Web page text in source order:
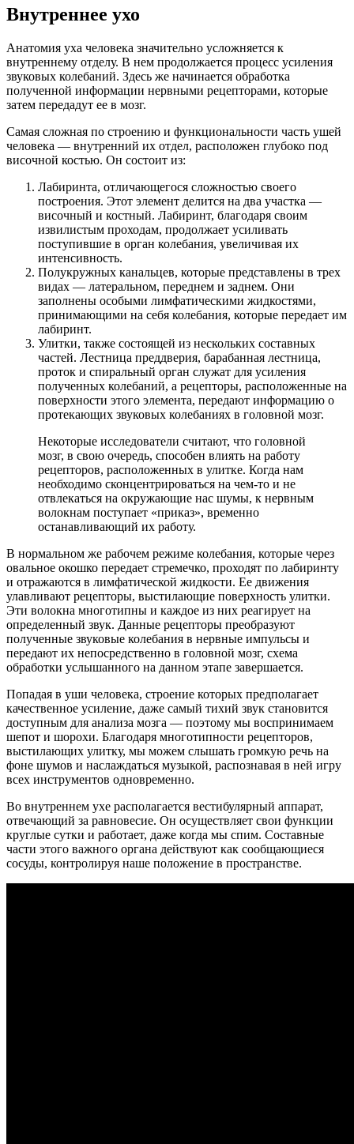
Внутреннее ухо
Анатомия уха человека значительно усложняется к
внутреннему отделу. В нем продолжается процесс усиления
звуковых колебаний. Здесь же начинается обработка
полученной информации нервными рецепторами, которые
затем передадут ее в мозг.
Самая сложная по строению и функциональности часть ушей
человека — внутренний их отдел, расположен глубоко под
височной костью. Он состоит из:
Лабиринта, отличающегося сложностью своего
построения. Этот элемент делится на два участка —
височный и костный. Лабиринт, благодаря своим
извилистым проходам, продолжает усиливать
поступившие в орган колебания, увеличивая их
интенсивность.
Полукружных канальцев, которые представлены в трех
видах — латеральном, переднем и заднем. Они
заполнены особыми лимфатическими жидкостями,
принимающими на себя колебания, которые передает им
лабиринт.
Улитки, также состоящей из нескольких составных
частей. Лестница преддверия, барабанная лестница,
проток и спиральный орган служат для усиления
полученных колебаний, а рецепторы, расположенные на
поверхности этого элемента, передают информацию о
протекающих звуковых колебаниях в головной мозг.
Некоторые исследователи считают, что головной
мозг, в свою очередь, способен влиять на работу
рецепторов, расположенных в улитке. Когда нам
необходимо сконцентрироваться на чем-то и не
отвлекаться на окружающие нас шумы, к нервным
волокнам поступает «приказ», временно
останавливающий их работу.
В нормальном же рабочем режиме колебания, которые через
овальное окошко передает стремечко, проходят по лабиринту
и отражаются в лимфатической жидкости. Ее движения
улавливают рецепторы, выстилающие поверхность улитки.
Эти волокна многотипны и каждое из них реагирует на
определенный звук. Данные рецепторы преобразуют
полученные звуковые колебания в нервные импульсы и
передают их непосредственно в головной мозг, схема
обработки услышанного на данном этапе завершается.
Попадая в уши человека, строение которых предполагает
качественное усиление, даже самый тихий звук становится
доступным для анализа мозга — поэтому мы воспринимаем
шепот и шорохи. Благодаря многотипности рецепторов,
выстилающих улитку, мы можем слышать громкую речь на
фоне шумов и наслаждаться музыкой, распознавая в ней игру
всех инструментов одновременно.
Во внутреннем ухе располагается вестибулярный аппарат,
отвечающий за равновесие. Он осуществляет свои функции
круглые сутки и работает, даже когда мы спим. Составные
части этого важного органа действуют как сообщающиеся
сосуды, контролируя наше положение в пространстве.